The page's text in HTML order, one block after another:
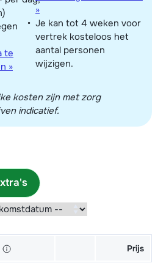
te
»
»
Je kan tot 4 weken voor
vertrek kosteloos het
aantal personen
wijzigen.
kosten zijn met zorg
indicatief.
Prijs